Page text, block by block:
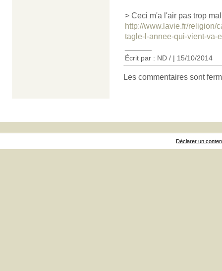
> Ceci m'a l'air pas trop
http://www.lavie.fr/religion/
tagle-l-annee-qui-vient-va-
Écrit par : ND / | 15/10/2014
Les commentaires sont
Déclarer un